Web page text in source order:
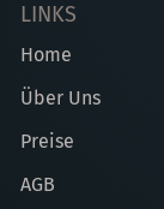
LINKS
Home
Über Uns
Preise
AGB